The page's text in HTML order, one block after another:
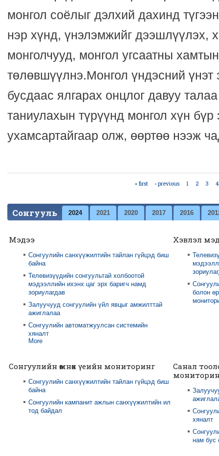
монгол соёлыг дэлхий дахинд
нэр хүнд, үнэлэмжийг дээшлүүлэх,
монголчууд, монгол угсаатны
төлөвшүүлнэ.Монгол үндэсний үнэт
бусдаас ялгарах онцлог давуу
таниулахын түрүүнд монгол хүн бүр
ухамсартайгаар олж, өөртөө нээж
« first ‹ previous 1 2 3 4
Сонгууль 2024 2021 2020 2017 2016
Мэдээ
Сонгуулийн санхүүжилтийн тайлан гүйцэд биш
байна
Телевизүүдийн сонгуультай холбоотой
мэдээллийн ихэнх цаг эрх баригч намд
зориулагдав
Залуучууд сонгуулийн үйл явцыг амжилттай
ажиглалаа
Сонгуулийн автоматжуулсан системийн
хяналт
More
Хэвлэл
болон
Сонгуулийн өмнөх үеийн мониторинг
Сонгуулийн санхүүжилтийн тайлан гүйцэд биш
байна
Сонгуулийн кампанит ажлын санхүүжилтийн ил
тод байдал
Санал
хяналт
нам бус